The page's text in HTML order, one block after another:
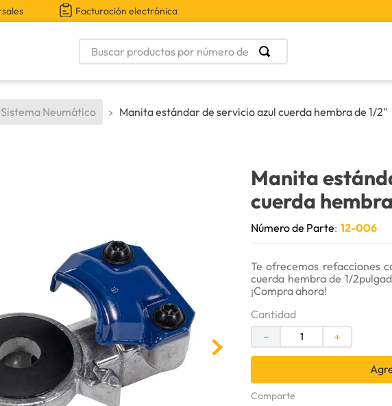
Facturación electrónica
Buscar productos por número de parte
Sistema Neumático Manita estándar de servicio azul cuerda hembra de 1/2"
Manita
cuerda
Número de Parte: 12-006
Te ofrecemos refacciones
cuerda hembra de 1/
¡Compra ahora!
Cantidad
＋
－
Comparte